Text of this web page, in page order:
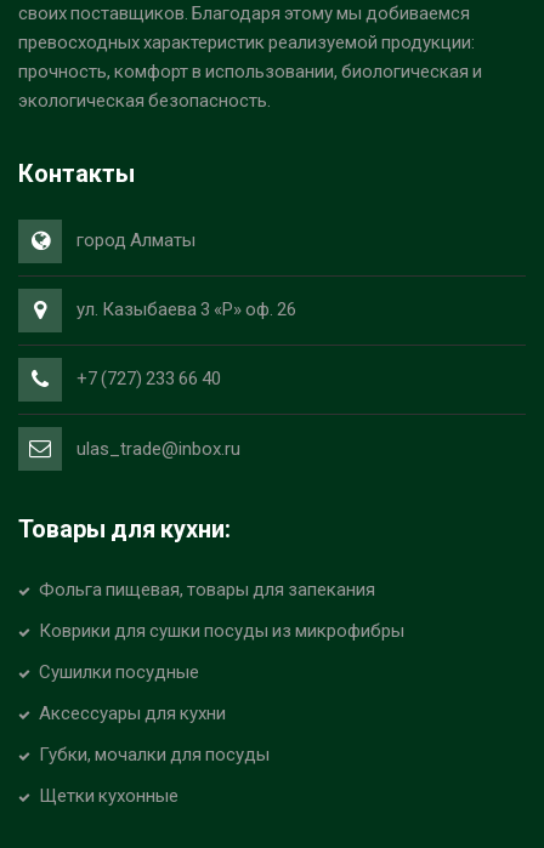
своих поставщиков. Благодаря этому мы добиваемся
превосходных характеристик реализуемой продукции:
прочность, комфорт в использовании, биологическая и
экологическая безопасность.
Контакты
город Алматы
ул. Казыбаева 3 «Р» оф. 26
+7 (727) 233 66 40
ulas_trade@inbox.ru
Товары для кухни:
Фольга пищевая, товары для запекания
Коврики для сушки посуды из микрофибры
Сушилки посудные
Аксессуары для кухни
Губки, мочалки для посуды
Щетки кухонные